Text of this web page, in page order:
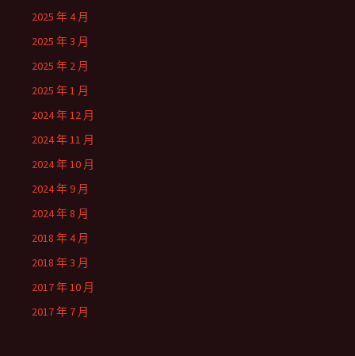
2025 年 4 月
2025 年 3 月
2025 年 2 月
2025 年 1 月
2024 年 12 月
2024 年 11 月
2024 年 10 月
2024 年 9 月
2024 年 8 月
2018 年 4 月
2018 年 3 月
2017 年 10 月
2017 年 7 月